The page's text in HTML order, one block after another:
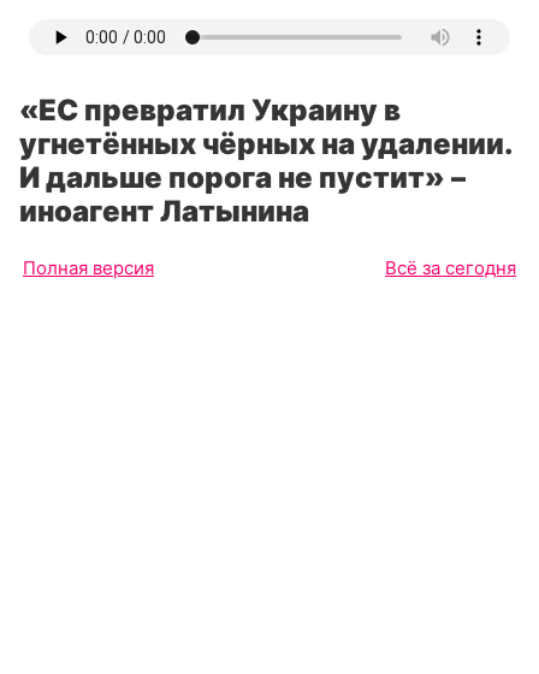
«ЕС превратил Украину в
угнетённых чёрных на удалении.
И дальше порога не пустит» –
иноагент Латынина
Полная версия Всё за сегодня